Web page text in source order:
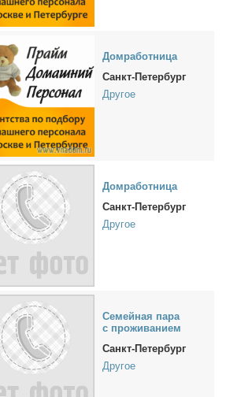
Дом­ра­бот­ни­ца
Санкт-Петербург
Другое
Дом­ра­бот­ни­ца
Санкт-Петербург
Другое
Се­мей­ная па­ра
с про­жи­ва­ни­ем
Санкт-Петербург
Другое